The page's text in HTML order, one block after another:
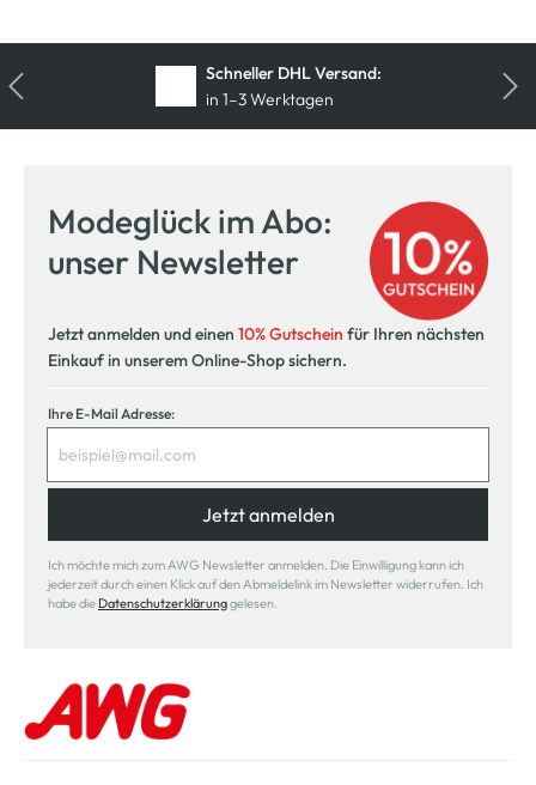
Schneller DHL Versand:
in 1–3 Werktagen
Kostenlose Filiallieferung
in Ihre Wunschfiliale
Modeglück im Abo:
unser Newsletter
Jetzt anmelden und einen 10% Gutschein für Ihren nächsten
Einkauf in unserem Online-Shop sichern.
Ihre E-Mail Adresse:
Jetzt anmelden
Ich möchte mich zum AWG Newsletter anmelden. Die Einwilligung kann ich
jederzeit durch einen Klick auf den Abmeldelink im Newsletter widerrufen. Ich
habe die Datenschutzerklärunggelesen.